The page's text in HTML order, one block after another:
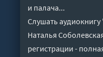
и палача...
Слушать
Наталья
регистрации -